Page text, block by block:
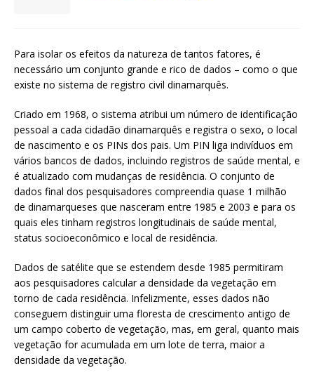
Para isolar os efeitos da natureza de tantos fatores, é
necessário um conjunto grande e rico de dados – como o que
existe no sistema de registro civil dinamarquês.
Criado em 1968, o sistema atribui um número de identificação
pessoal a cada cidadão dinamarquês e registra o sexo, o local
de nascimento e os PINs dos pais. Um PIN liga indivíduos em
vários bancos de dados, incluindo registros de saúde mental, e
é atualizado com mudanças de residência. O conjunto de
dados final dos pesquisadores compreendia quase 1 milhão
de dinamarqueses que nasceram entre 1985 e 2003 e para os
quais eles tinham registros longitudinais de saúde mental,
status socioeconômico e local de residência.
Dados de satélite que se estendem desde 1985 permitiram
aos pesquisadores calcular a densidade da vegetação em
torno de cada residência. Infelizmente, esses dados não
conseguem distinguir uma floresta de crescimento antigo de
um campo coberto de vegetação, mas, em geral, quanto mais
vegetação for acumulada em um lote de terra, maior a
densidade da vegetação.